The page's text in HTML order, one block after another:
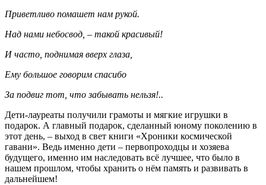
Приветливо помашет нам рукой.
Над нами небосвод, – такой красивый!
И часто, поднимая вверх глаза,
Ему большое говорим спасибо
За подвиг тот, что забывать нельзя!..
Дети-лауреаты получили грамоты и мягкие игрушки в
подарок. А главный подарок, сделанный юному поколению в
этот день, – выход в свет книги «Хроники космической
гавани». Ведь именно дети – первопроходцы и хозяева
будущего, именно им наследовать всё лучшее, что было в
нашем прошлом, чтобы хранить о нём память и развивать в
дальнейшем!